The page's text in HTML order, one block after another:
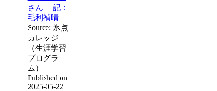
さん 記：
毛利禎晴
Source: 氷点
カレッジ
（生涯学習
プログラ
ム）
Published on
2025-05-22